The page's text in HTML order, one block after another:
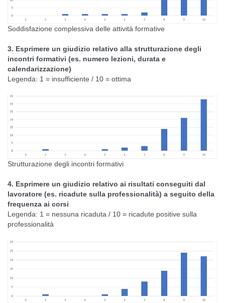
Soddisfazione complessiva delle attività formative
3. Esprimere un giudizio relativo alla strutturazione degli
incontri formativi (es. numero lezioni, durata e
calendarizzazione)
Legenda: 1 = insufficiente / 10 = ottima
Strutturazione degli incontri formativi
4. Esprimere un giudizio relativo ai risultati conseguiti dal
lavoratore (es. ricadute sulla professionalità) a seguito della
frequenza ai corsi
Legenda: 1 = nessuna ricaduta / 10 = ricadute positive sulla
professionalità